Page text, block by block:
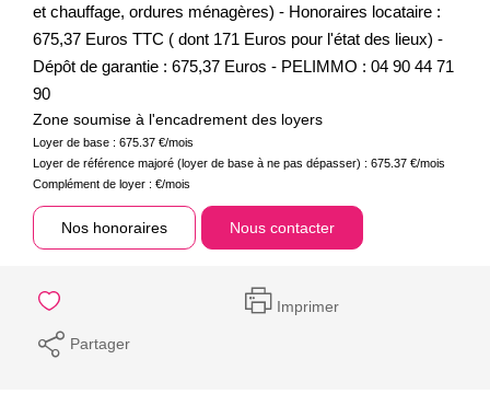
et chauffage, ordures ménagères) - Honoraires locataire :
675,37 Euros TTC ( dont 171 Euros pour l'état des lieux) -
Dépôt de garantie : 675,37 Euros - PELIMMO : 04 90 44 71
90
Zone soumise à l'encadrement des loyers
Loyer de base : 675.37 €/mois
Loyer de référence majoré (loyer de base à ne pas dépasser) : 675.37 €/mois
Complément de loyer : €/mois
Nos honoraires Nous contacter
Imprimer
Partager